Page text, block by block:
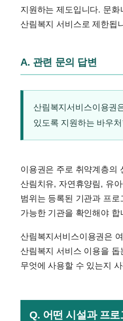
지원하는 제도입니다. 문
산림복지 서비스로 제한됩
A. 관련 문의 답변
산림복지서비스이용권
있도록 지원하는 바우
이용권은 주로 취약계층의
산림치유, 자연휴양림, 유
범위는 등록된 기관과 프
가능한 기관을 확인해야 합
산림복지서비스이용권은
산림복지 서비스 이용을
무엇에 사용할 수 있는지
Q. 어떤 시설과 프